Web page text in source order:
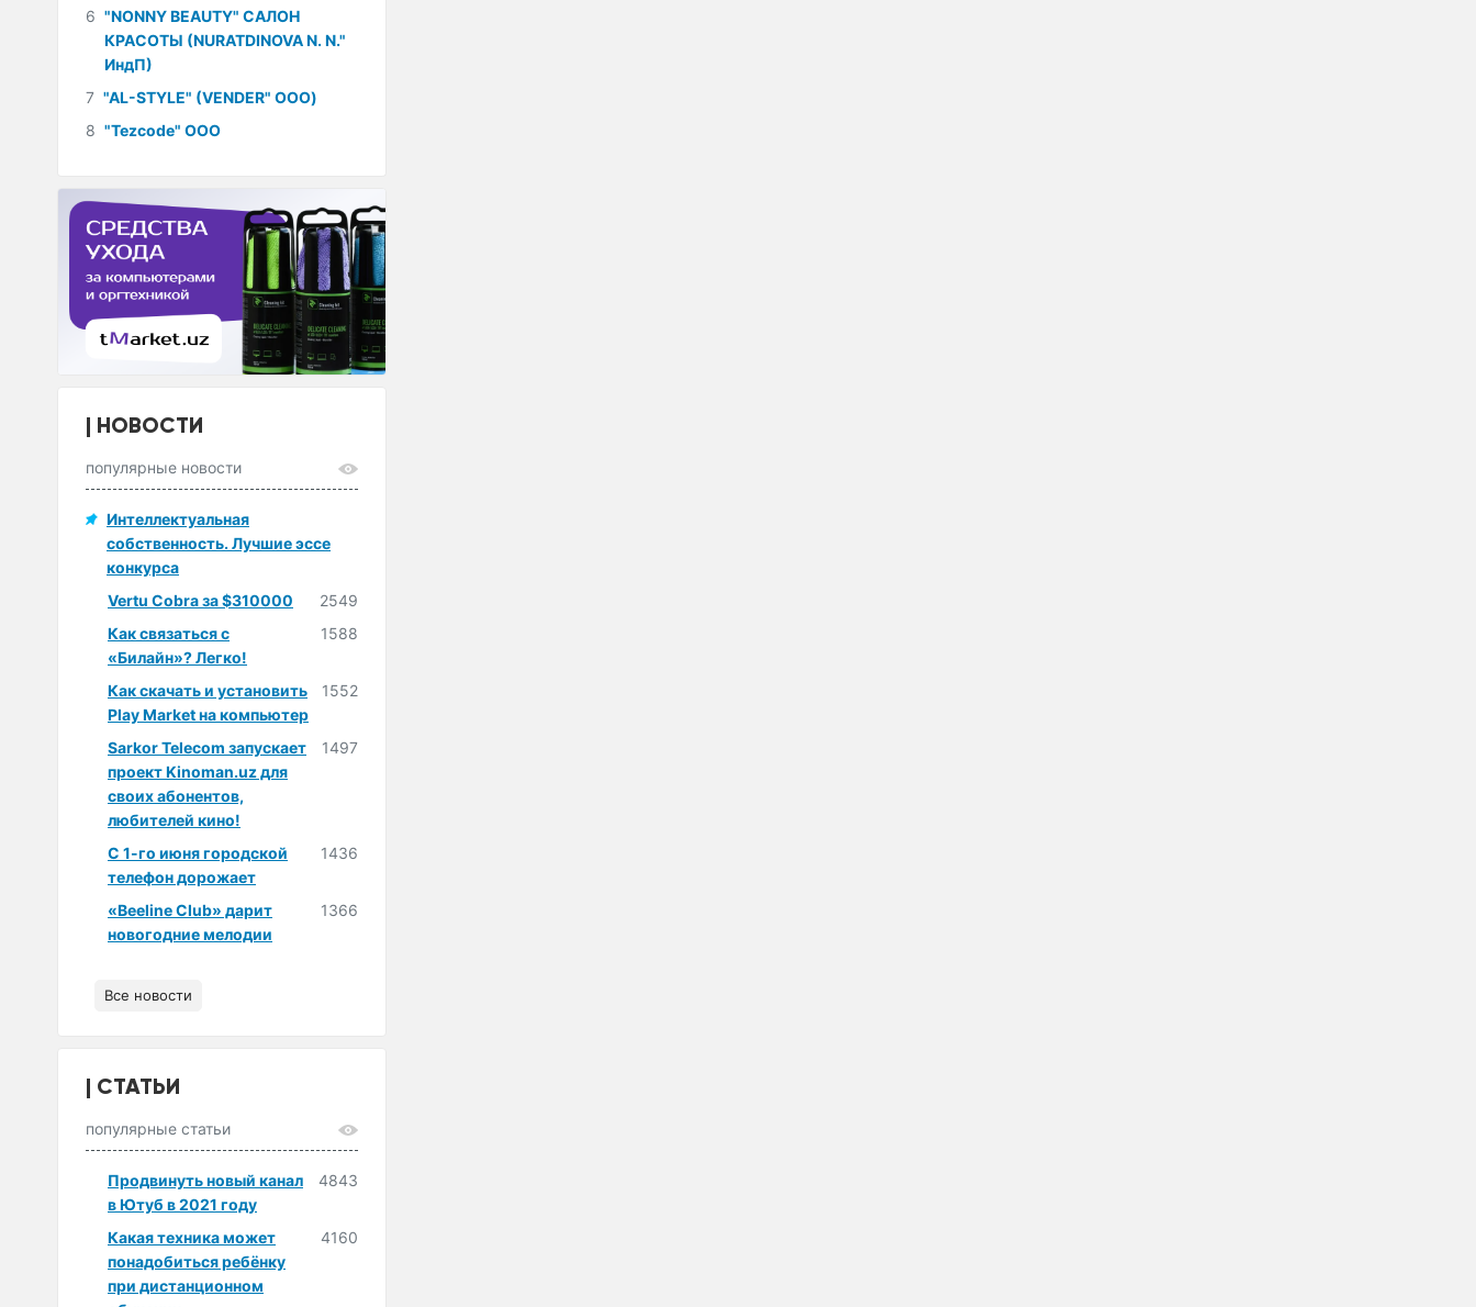
6 "NONNY BEAUTY" САЛОН
КРАСОТЫ (NURATDINOVA N. N."
ИндП)
7 "AL-STYLE" (VENDER" ООО)
8 "Tezcode" ООО
НОВОСТИ
популярные новости
Интеллектуальная
собственность. Лучшие эссе
конкурса
Vertu Cobra за $310000
2549
Как связаться с
«Билайн»? Легко!
1588
Как скачать и установить
Play Market на компьютер
1552
Sarkor Telecom запускает
проект Kinoman.uz для
своих абонентов,
любителей кино!
1497
С 1-го июня городской
телефон дорожает
1436
«Beeline Club» дарит
новогодние мелодии
1366
Все новости
СТАТЬИ
популярные статьи
Продвинуть новый канал
в Ютуб в 2021 году
4843
Какая техника может
понадобиться ребёнку
при дистанционном
4160